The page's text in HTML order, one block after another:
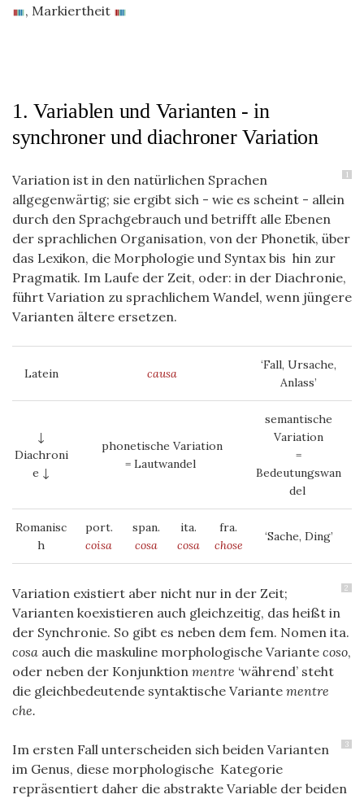
, Markiertheit
1. Variablen und Varianten - in
synchroner und diachroner Variation
1
Variation ist in den natürlichen Sprachen
allgegenwärtig; sie ergibt sich - wie es scheint - allein
durch den Sprachgebrauch und betrifft alle Ebenen
der sprachlichen Organisation, von der Phonetik, über
das Lexikon, die Morphologie und Syntax bis hin zur
Pragmatik. Im Laufe der Zeit, oder: in der Diachronie,
führt Variation zu sprachlichem Wandel, wenn jüngere
Varianten ältere ersetzen.
Latein causa
‘Fall, Ursache,
Anlass’
↓
Diachroni
e ↓
phonetische Variation
= Lautwandel
semantische
Variation
=
Bedeutungswan
del
Romanisc
h
port.
coisa
span.
cosa
ita.
cosa
fra.
chose
‘Sache, Ding’
2
Variation existiert aber nicht nur in der Zeit;
Varianten koexistieren auch gleichzeitig, das heißt in
der Synchronie. So gibt es neben dem fem. Nomen ita.
cosa auch die maskuline morphologische Variante coso,
oder neben der Konjunktion mentre ‘während’ steht
die gleichbedeutende syntaktische Variante mentre
che.
3
Im ersten Fall unterscheiden sich beiden Varianten
im Genus, diese morphologische Kategorie
repräsentiert daher die abstrakte Variable der beiden